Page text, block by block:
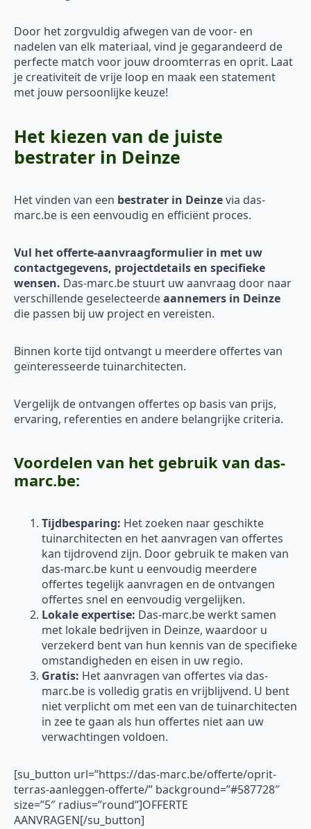
Door het zorgvuldig afwegen van de voor- en
nadelen van elk materiaal, vind je gegarandeerd de
perfecte match voor jouw droomterras en oprit. Laat
je creativiteit de vrije loop en maak een statement
met jouw persoonlijke keuze!
Het kiezen van de juiste
bestrater in Deinze
Het vinden van een bestrater in Deinzevia das-
marc.be is een eenvoudig en efficiënt proces.
Vul het offerte-aanvraagformulier in met uw
contactgegevens, projectdetails en specifieke
wensen. Das-marc.be stuurt uw aanvraag door naar
verschillende geselecteerdeaannemers in Deinze
die passen bij uw project en vereisten.
Binnen korte tijd ontvangt u meerdere offertes van
geïnteresseerde tuinarchitecten.
Vergelijk de ontvangen offertes op basis van prijs,
ervaring, referenties en andere belangrijke criteria.
Voordelen van het gebruik van das-
marc.be:
Tijdbesparing: Het zoeken naar geschikte
tuinarchitecten en het aanvragen van offertes
kan tijdrovend zijn. Door gebruik te maken van
das-marc.be kunt u eenvoudig meerdere
offertes tegelijk aanvragen en de ontvangen
offertes snel en eenvoudig vergelijken.
Lokale expertise: Das-marc.be werkt samen
met lokale bedrijven in Deinze, waardoor u
verzekerd bent van hun kennis van de specifieke
omstandigheden en eisen in uw regio.
Gratis: Het aanvragen van offertes via das-
marc.be is volledig gratis en vrijblijvend. U bent
niet verplicht om met een van de tuinarchitecten
in zee te gaan als hun offertes niet aan uw
verwachtingen voldoen.
[su_button url=”https://das-marc.be/offerte/oprit-
terras-aanleggen-offerte/” background=”#587728″
size=”5″ radius=”round”]OFFERTE
AANVRAGEN[/su_button]